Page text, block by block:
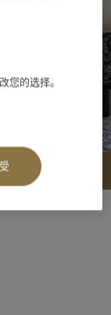
您的选择。